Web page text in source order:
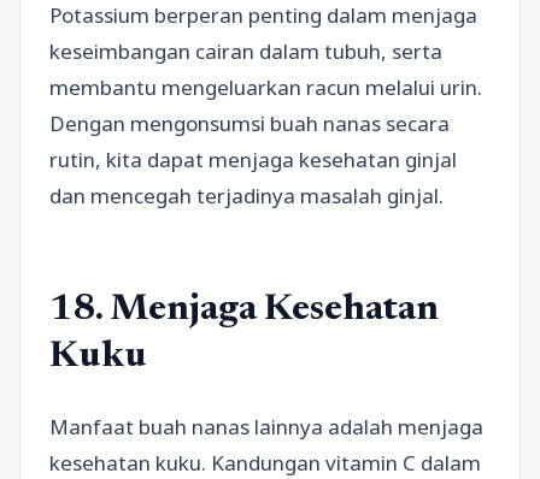
Potassium berperan penting dalam menjaga
keseimbangan cairan dalam tubuh, serta
membantu mengeluarkan racun melalui urin.
Dengan mengonsumsi buah nanas secara
rutin, kita dapat menjaga kesehatan ginjal
dan mencegah terjadinya masalah ginjal.
18. Menjaga Kesehatan
Kuku
Manfaat buah nanas lainnya adalah menjaga
kesehatan kuku. Kandungan vitamin C dalam